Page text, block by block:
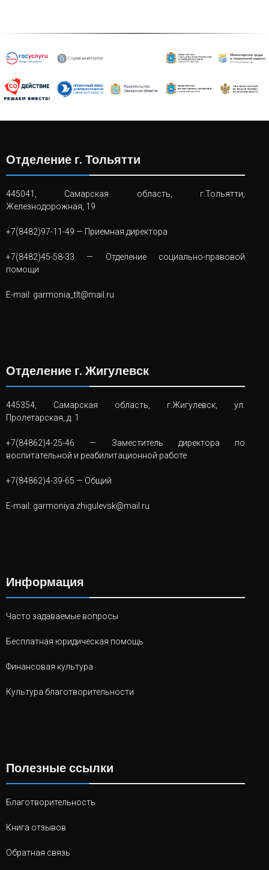
Отделение г. Тольятти
445041, Самарская область, г.Тольятти,
Железнодорожная, 19
+7(8482)97-11-49 — Приемная директора
+7(8482)45-58-33 — Отделение социально-правовой
помощи
E-mail: garmonia_tlt@mail.ru
Отделение г. Жигулевск
445354, Самарская область, г.Жигулевск, ул.
Пролетарская, д. 1
+7(84862)4-25-46 — Заместитель директора по
воспитательной и реабилитационной работе
+7(84862)4-39-65 — Общий
E-mail: garmoniya.zhigulevsk@mail.ru
Информация
Часто задаваемые вопросы
Бесплатная юридическая помощь
Финансовая культура
Культура благотворительности
Полезные ссылки
Благотворительность
Книга отзывов
Обратная связь